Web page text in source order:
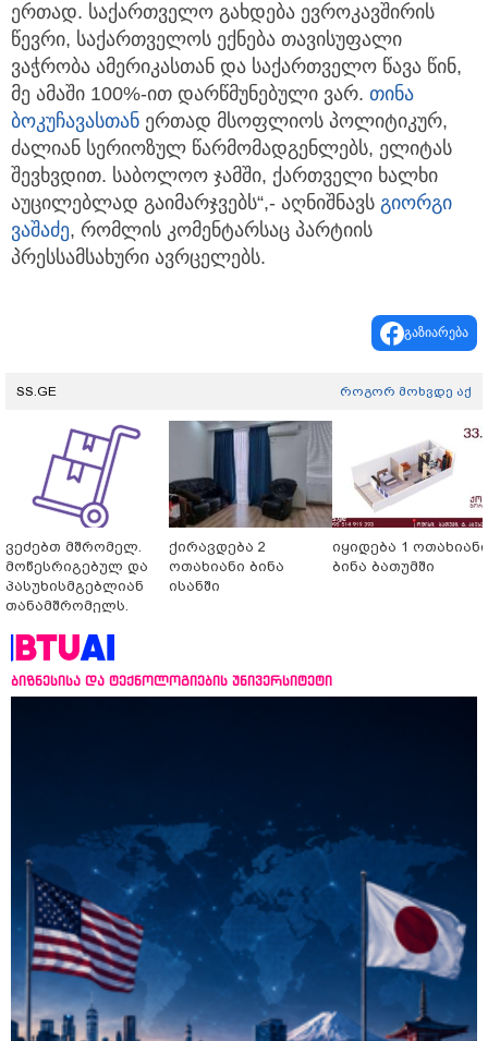
ერთად. საქართველო გახდება ევროკავშირის
წევრი, საქართველოს ექნება თავისუფალი
ვაჭრობა ამერიკასთან და საქართველო წავა წინ,
მე ამაში 100%-ით დარწმუნებული ვარ. თინა
ბოკუჩავასთან ერთად მსოფლიოს პოლიტიკურ,
ძალიან სერიოზულ წარმომადგენლებს, ელიტას
შევხვდით. საბოლოო ჯამში, ქართველი ხალხი
აუცილებლად გაიმარჯვებს“,- აღნიშნავს გიორგი
ვაშაძე, რომლის კომენტარსაც პარტიის
პრესსამსახური ავრცელებს.
გაზიარება
SS.GE როგორ მოხვდე აქ
ვეძებთ მშრომელ.
მოწესრიგებულ და
პასუხისმგებლიან
თანამშრომელს.
ქირავდება 2
ოთახიანი ბინა
ისანში
იყიდება 1 ოთახიანი
ბინა ბათუმში
ბიზნესისა და ტექნოლოგიების უნივერსიტეტი